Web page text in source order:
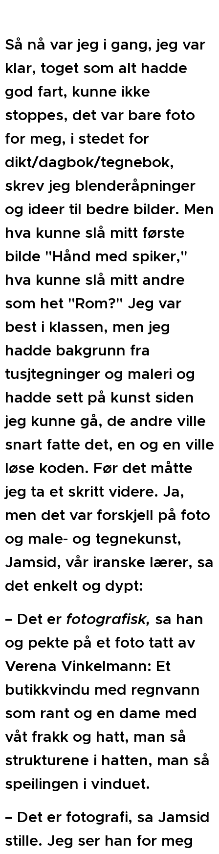
Så nå var jeg i gang, jeg var
klar, toget som alt hadde
god fart, kunne ikke
stoppes, det var bare foto
for meg, i stedet for
dikt/dagbok/tegnebok,
skrev jeg blenderåpninger
og ideer til bedre bilder. Men
hva kunne slå mitt første
bilde "Hånd med spiker,"
hva kunne slå mitt andre
som het "Rom?" Jeg var
best i klassen, men jeg
hadde bakgrunn fra
tusjtegninger og maleri og
hadde sett på kunst siden
jeg kunne gå, de andre ville
snart fatte det, en og en ville
løse koden. Før det måtte
jeg ta et skritt videre. Ja,
men det var forskjell på foto
og male- og tegnekunst,
Jamsid, vår iranske lærer, sa
det enkelt og dypt:
– Det er fotografisk, sa han
og pekte på et foto tatt av
Verena Vinkelmann: Et
butikkvindu med regnvann
som rant og en dame med
våt frakk og hatt, man så
strukturene i hatten, man så
speilingen i vinduet.
– Det er fotografi, sa Jamsid
stille. Jeg ser han for meg